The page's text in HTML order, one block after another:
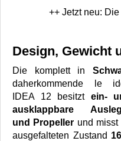
++ Jetzt neu: Die
Design, Gewicht
Die komplett in
daherkommende le
IDEA 12 besitzt ein-
ausklappbare
und Propeller und misst
ausgefalteten Zustand